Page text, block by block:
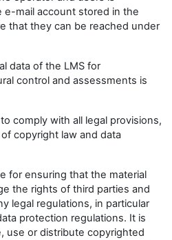
e-mail account stored in the
that they can be reached under
data of the LMS for
control and assessments is
comply with all legal provisions,
copyright law and data
for ensuring that the material
the rights of third parties and
legal regulations, in particular
protection regulations. It is
use or distribute copyrighted